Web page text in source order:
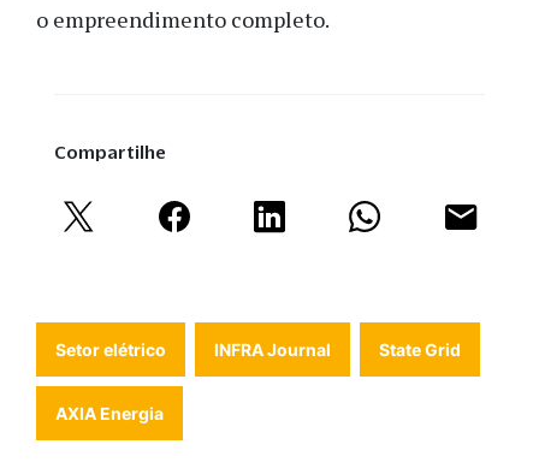
o empreendimento completo.
Compartilhe
Setor elétrico INFRA Journal State Grid
AXIA Energia